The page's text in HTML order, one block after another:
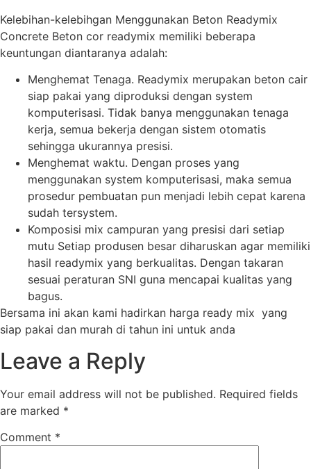
Kelebihan-kelebihgan Menggunakan Beton Readymix
Concrete Beton cor readymix memiliki beberapa
keuntungan diantaranya adalah:
Menghemat Tenaga. Readymix merupakan beton cair
siap pakai yang diproduksi dengan system
komputerisasi. Tidak banya menggunakan tenaga
kerja, semua bekerja dengan sistem otomatis
sehingga ukurannya presisi.
Menghemat waktu. Dengan proses yang
menggunakan system komputerisasi, maka semua
prosedur pembuatan pun menjadi lebih cepat karena
sudah tersystem.
Komposisi mix campuran yang presisi dari setiap
mutu Setiap produsen besar diharuskan agar memiliki
hasil readymix yang berkualitas. Dengan takaran
sesuai peraturan SNI guna mencapai kualitas yang
bagus.
Bersama ini akan kami hadirkan harga ready mix yang
siap pakai dan murah di tahun ini untuk anda
Leave a Reply
Your email address will not be published. Required fields
are marked *
Comment *